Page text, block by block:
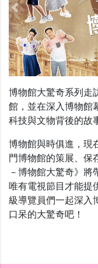
Previous
博物館大驚奇系列走
館，並在深入博物館
科技與文物背後的故
博物館與時俱進，現
門博物館的策展、保
－博物館大驚奇》將
唯有電視節目才能提
級導覽員們一起深入
口呆的大驚奇吧！